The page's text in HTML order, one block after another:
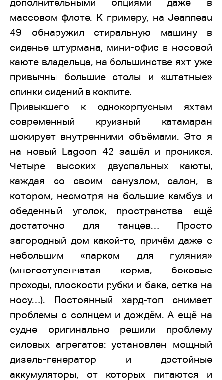
дополнительными опциями даже в
массовом флоте. К примеру, на Jeanneau
49 обнаружил стиральную машину в
сиденье штурмана, мини-офис в носовой
каюте владельца, на большинстве яхт уже
привычны большие столы и «штатные»
спинки сидений в кокпите.
Привыкшего к однокорпусным яхтам
современный круизный катамаран
шокирует внутренними объёмами. Это я
на новый Lagoon 42 зашёл и проникся.
Четыре высоких двуспальных каюты,
каждая со своим санузлом, салон, в
котором, несмотря на большие камбуз и
обеденный уголок, пространства ещё
достаточно для танцев… Просто
загородный дом какой-то, причём даже с
небольшим «парком для гуляния»
(многоступенчатая корма, боковые
проходы, плоскости рубки и бака, сетка на
носу…). Постоянный хард-топ снимает
проблемы с солнцем и дождём. А ещё на
судне оригинально решили проблему
силовых агрегатов: установлен мощный
дизель-генератор и достойные
аккумуляторы, от которых питаются и